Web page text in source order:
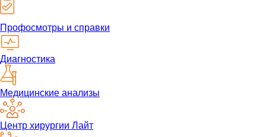
Профосмотры и справки
Диагностика
Медицинские анализы
Центр хирургии Лайт